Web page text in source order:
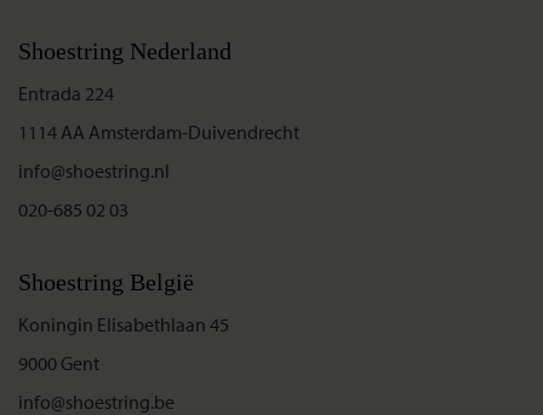
Shoestring Nederland
Entrada 224
1114 AA Amsterdam-Duivendrecht
info@shoestring.nl
020-685 02 03
Shoestring België
Koningin Elisabethlaan 45
9000 Gent
info@shoestring.be